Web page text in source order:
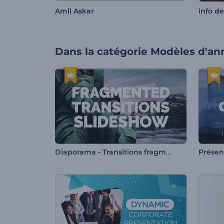
Amll Askar info
Dans la catégorie Modèles
Diaporama - Transitions fragmentées